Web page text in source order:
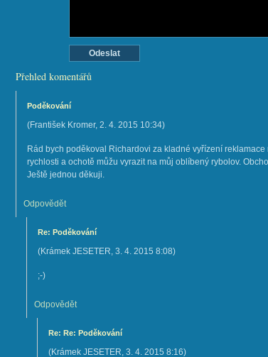
Přehled komentářů
Poděkování
(František Kromer, 2. 4. 2015 10:34)
Rád bych poděkoval Richardovi za kladné vyřízení
rychlosti a ochotě můžu vyrazit na můj oblíbený rybolov.
Ještě jednou děkuji.
Odpovědět
Re: Poděkování
(Krámek JESETER, 3. 4. 2015 8:08)
;-)
Odpovědět
Re: Re: Poděkování
(Krámek JESETER, 3. 4. 2015 8:16)